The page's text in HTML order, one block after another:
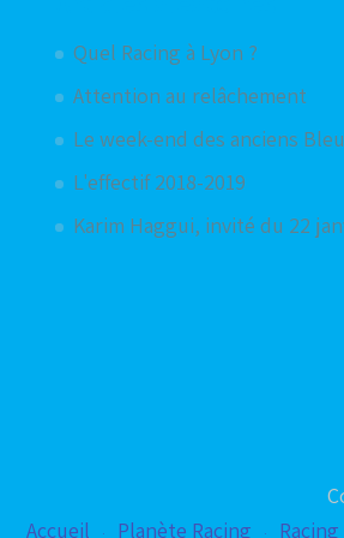
Quel Racing à Lyon ?
Attention au relâchement
Le week-end des anciens
L'effectif 2018-2019
Karim Haggui, invité du 22
Accueil
Planète Racing